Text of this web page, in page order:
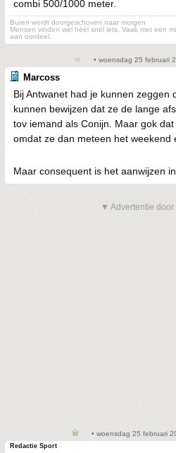
combi 500/1000 meter.
Buren wordt doorgeschoven naar morgen
Mensen vinden wel héél snel iets. Vaak met een
aan oordeel.
• woensdag 25 februari
Marcoss
Bij Antwanet had je kunnen zeggen
kunnen bewijzen dat ze de lange
tov iemand als Conijn. Maar gok
omdat ze dan meteen het weekend
Maar consequent is het aanwijzen
▼ Advertentie door
• woensdag 25 februari
Redactie Sport